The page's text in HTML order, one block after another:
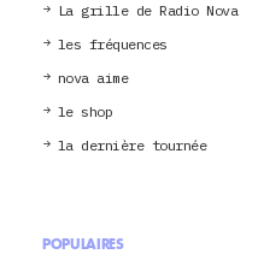
La grille de Radio Nova
les fréquences
nova aime
le shop
la dernière tournée
POPULAIRES